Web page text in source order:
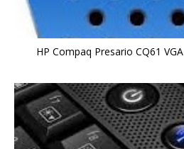
تحميل تعريف كارت الشاشة HP Compaq Presario CQ61 VGA